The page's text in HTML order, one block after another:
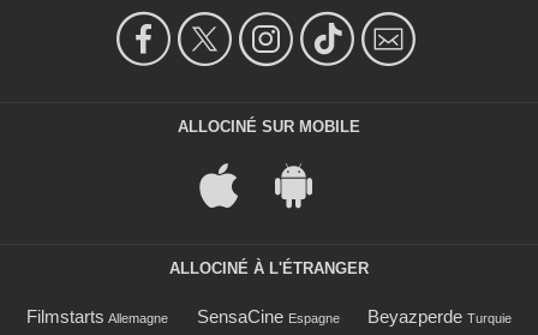
ALLOCINÉ SUR MOBILE
ALLOCINÉ À L'ÉTRANGER
Filmstarts Allemagne SensaCine Espagne Beyazperde Turquie